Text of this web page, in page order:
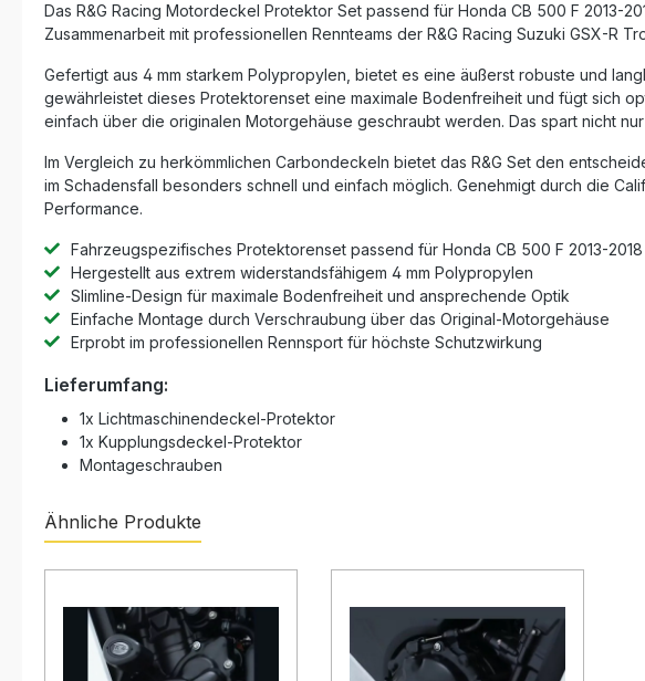
Das R&G Racing Motordeckel Protektor Set passend für Honda CB 500 F 2013-
Zusammenarbeit mit professionellen Rennteams der R&G Racing Suzuki GSX-
Gefertigt aus 4 mm starkem Polypropylen, bietet es eine äußerst robuste und
gewährleistet dieses Protektorenset eine maximale Bodenfreiheit und fügt sich
einfach über die originalen Motorgehäuse geschraubt werden. Das spart nicht
Im Vergleich zu herkömmlichen Carbondeckeln bietet das R&G Set den
im Schadensfall besonders schnell und einfach möglich. Genehmigt durch die
Performance.
Fahrzeugspezifisches Protektorenset passend für Honda CB 500 F 2013-2018
Hergestellt aus extrem widerstandsfähigem 4 mm Polypropylen
Slimline-Design für maximale Bodenfreiheit und ansprechende Optik
Einfache Montage durch Verschraubung über das Original-Motorgehäuse
Erprobt im professionellen Rennsport für höchste Schutzwirkung
Lieferumfang:
1x Lichtmaschinendeckel-Protektor
1x Kupplungsdeckel-Protektor
Montageschrauben
Ähnliche Produkte